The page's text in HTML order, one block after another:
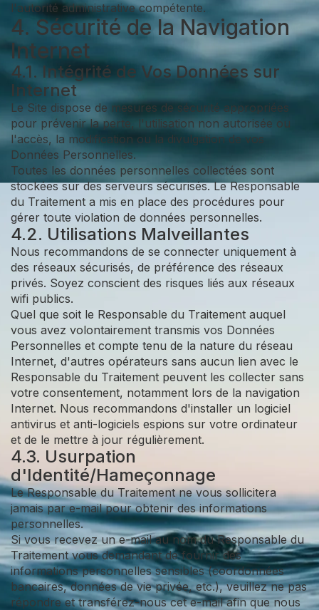
l'autorité administrative compétente.
4. Sécurité de la Navigation
Internet
4.1. Intégrité de Vos Données sur
Internet
Le Site dispose de mesures de sécurité appropriées
pour prévenir la perte, l'utilisation non autorisée ou
l'accès, la modification ou la divulgation de vos
Données Personnelles.
Toutes les données personnelles collectées sont
stockées sur des serveurs sécurisés. Le Responsable
du Traitement a mis en place des procédures pour
gérer toute violation de données personnelles.
4.2. Utilisations Malveillantes
Nous recommandons de se connecter uniquement à
des réseaux sécurisés, de préférence des réseaux
privés. Soyez conscient des risques liés aux réseaux
wifi publics.
Quel que soit le Responsable du Traitement auquel
vous avez volontairement transmis vos Données
Personnelles et compte tenu de la nature du réseau
Internet, d'autres opérateurs sans aucun lien avec le
Responsable du Traitement peuvent les collecter sans
votre consentement, notamment lors de la navigation
Internet. Nous recommandons d'installer un logiciel
antivirus et anti-logiciels espions sur votre ordinateur
et de le mettre à jour régulièrement.
4.3. Usurpation
d'Identité/Hameçonnage
Le Responsable du Traitement ne vous sollicitera
jamais par e-mail pour obtenir des informations
personnelles.
Si vous recevez un e-mail au nom du Responsable du
Traitement vous demandant de fournir des
informations personnelles sensibles (coordonnées
bancaires, données de vie privée, etc.), veuillez ne pas
répondre et transférez-nous cet e-mail afin que nous